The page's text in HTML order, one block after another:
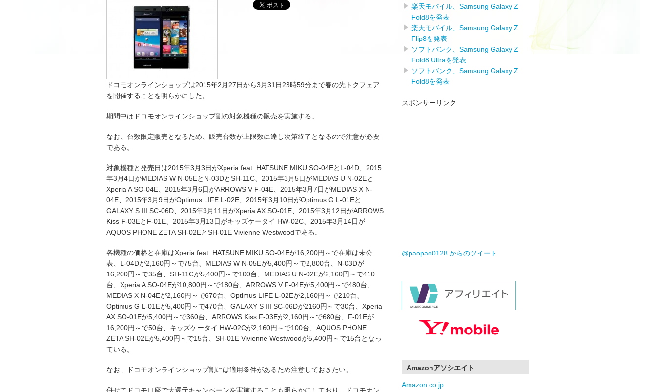
ドコモオンラインショップは2015年2月27日から3月31日23時59分まで春の先トクフェア
を開催することを明らかにした。
期間中はドコモオンラインショップ割の対象機種の販売を実施する。
なお、台数限定販売となるため、販売台数が上限数に達し次第終了となるので注意が必要
である。
対象機種と発売日は2015年3月3日がXperia feat. HATSUNE MIKU SO-04EとL-04D、2015
年3月4日がMEDIAS W N-05EとN-03DとSH-11C、2015年3月5日がMEDIAS U N-02Eと
Xperia A SO-04E、2015年3月6日がARROWS V F-04E、2015年3月7日がMEDIAS X N-
04E、2015年3月9日がOptimus LIFE L-02E、2015年3月10日がOptimus G L-01Eと
GALAXY S III SC-06D、2015年3月11日がXperia AX SO-01E、2015年3月12日がARROWS
Kiss F-03EとF-01E、2015年3月13日がキッズケータイ HW-02C、2015年3月14日が
AQUOS PHONE ZETA SH-02EとSH-01E Vivienne Westwoodである。
各機種の価格と在庫はXperia feat. HATSUNE MIKU SO-04Eが16,200円～で在庫は未公
表、L-04Dが2,160円～で75台、MEDIAS W N-05Eが5,400円～で2,800台、N-03Dが
16,200円～で35台、SH-11Cが5,400円～で100台、MEDIAS U N-02Eが2,160円～で410
台、Xperia A SO-04Eが10,800円～で180台、ARROWS V F-04Eが5,400円～で480台、
MEDIAS X N-04Eが2,160円～で670台、Optimus LIFE L-02Eが2,160円～で210台、
Optimus G L-01Eが5,400円～で470台、GALAXY S III SC-06Dが2160円～で30台、Xperia
AX SO-01Eが5,400円～で360台、ARROWS Kiss F-03Eが2,160円～で680台、F-01Eが
16,200円～で50台、キッズケータイ HW-02Cが2,160円～で100台、AQUOS PHONE
ZETA SH-02Eが5,400円～で15台、SH-01E Vivienne Westwoodが5,400円～で15台となっ
ている。
なお、ドコモオンラインショップ割には適用条件があるため注意しておきたい。
併せてドコモ口座で大還元キャンペーンを実施することも明らかにしており、ドコモオン
楽天モバイル、Samsung Galaxy Z
Fold8を発表
楽天モバイル、Samsung Galaxy Z
Flip8を発表
ソフトバンク、Samsung Galaxy Z
Fold8 Ultraを発表
ソフトバンク、Samsung Galaxy Z
Fold8を発表
スポンサーリンク
@paopao0128 からのツイート
Amazonアソシエイト
Amazon.co.jp